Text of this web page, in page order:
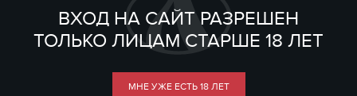
ВХОД НА САЙТ РАЗРЕШЕН
ТОЛЬКО ЛИЦАМ СТАРШЕ 18 ЛЕТ
МНЕ УЖЕ ЕСТЬ 18 ЛЕТ